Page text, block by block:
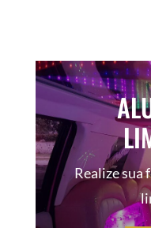
Realize sua